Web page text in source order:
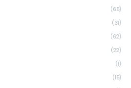
(65)
(31)
(62)
(22)
(1)
(15)